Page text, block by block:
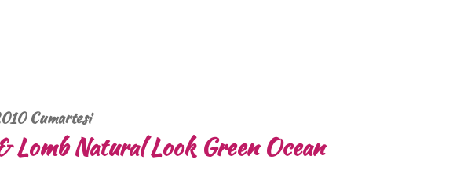
Cumartesi
Lomb Natural Look Green Ocean